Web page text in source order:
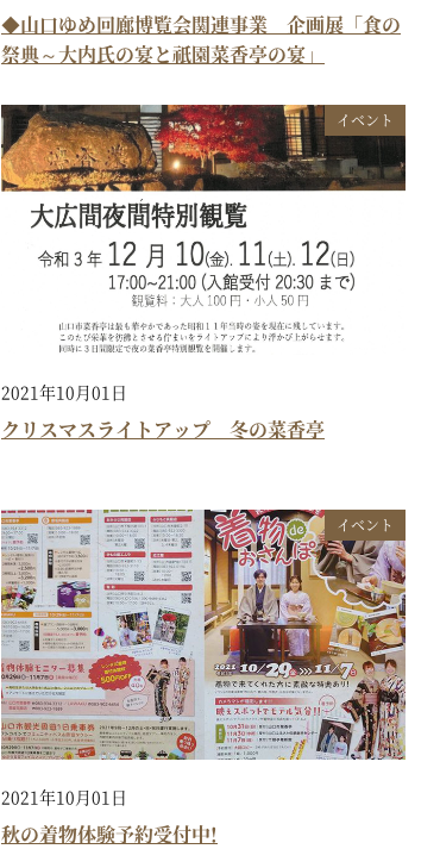
◆山口ゆめ回廊博覧会関連事業 企画展「食の
祭典～大内氏の宴と祇園菜香亭の宴」
イベント
2021年10月01日
クリスマスライトアップ 冬の菜香亭
イベント
2021年10月01日
秋の着物体験予約受付中!